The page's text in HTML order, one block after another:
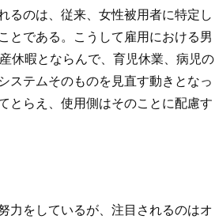
るのは、従来、女性被用者に特定し
とである。こうして雇用における男
休暇とならんで、育児休業、病児の
ステムそのものを見直す動きとなっ
とらえ、使用側はそのことに配慮す
力をしているが、注目されるのはオ